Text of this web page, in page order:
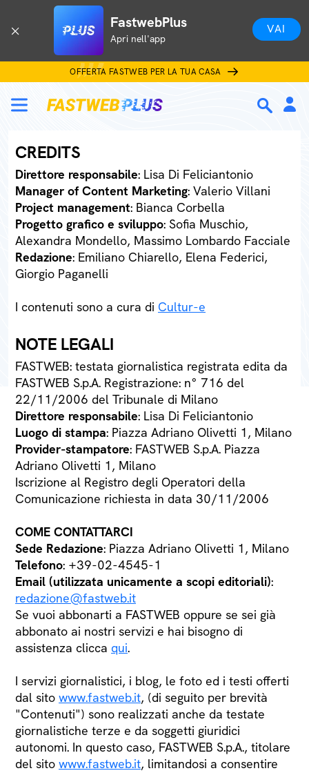
FastwebPlus
Apri nell'app
VAI
OFFERTA FASTWEB PER LA TUA CASA
CREDITS
Direttore responsabile: Lisa Di Feliciantonio
Manager of Content Marketing: Valerio Villani
Project management: Bianca Corbella
Progetto grafico e sviluppo: Sofia Muschio,
Alexandra Mondello, Massimo Lombardo Facciale
Redazione: Emiliano Chiarello, Elena Federici,
Giorgio Paganelli
I contenuti sono a cura di Cultur-e
NOTE LEGALI
FASTWEB: testata giornalistica registrata edita da
FASTWEB S.p.A. Registrazione: n° 716 del
22/11/2006 del Tribunale di Milano
Direttore responsabile: Lisa Di Feliciantonio
Luogo di stampa: Piazza Adriano Olivetti 1, Milano
Provider-stampatore: FASTWEB S.p.A. Piazza
Adriano Olivetti 1, Milano
Iscrizione al Registro degli Operatori della
Comunicazione richiesta in data 30/11/2006
COME CONTATTARCI
Sede Redazione: Piazza Adriano Olivetti 1, Milano
Telefono: +39-02-4545-1
Email (utilizzata unicamente a scopi editoriali):
redazione@fastweb.it
Se vuoi abbonarti a FASTWEB oppure se sei già
abbonato ai nostri servizi e hai bisogno di
assistenza clicca qui.
I servizi giornalistici, i blog, le foto ed i testi offerti
dal sito www.fastweb.it, (di seguito per brevità
"Contenuti") sono realizzati anche da testate
giornalistiche terze e da soggetti giuridici
autonomi. In questo caso, FASTWEB S.p.A., titolare
del sito www.fastweb.it, limitandosi a consentire